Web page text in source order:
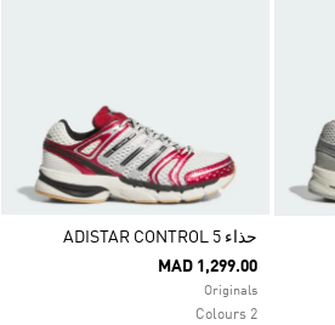
حذاء ADISTAR CONTROL 5
MAD 1,299.00
Originals
2 Colours